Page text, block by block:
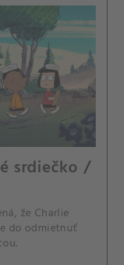
srdiečko /
že Charlie
do odmietnuť